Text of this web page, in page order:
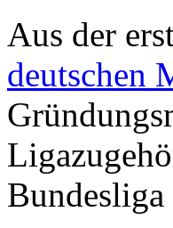
Aus der
deutschen
Bundesliga